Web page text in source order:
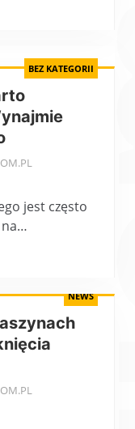
BEZ KATEGORII
jest często
na…
NEWS